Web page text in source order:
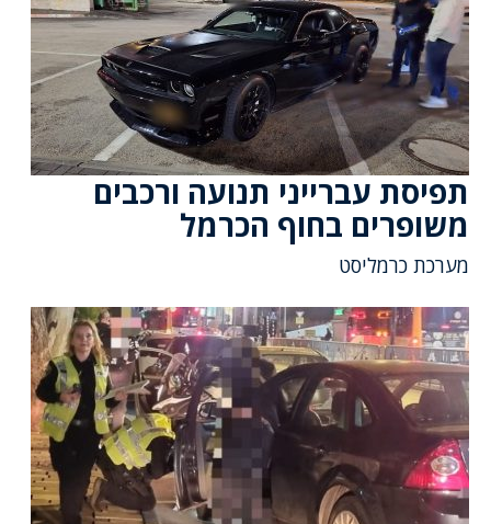
תפיסת עברייני תנועה ורכבים
משופרים בחוף הכרמל
מערכת כרמליסט